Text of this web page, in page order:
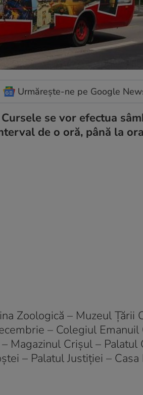
Urmărește-ne pe Google
se vor efectua
de o oră, până la
Zoologică – Muzeul Ţării
– Colegiul Emanuil
Magazinul Crişul – Palatul
– Palatul Justiţiei –